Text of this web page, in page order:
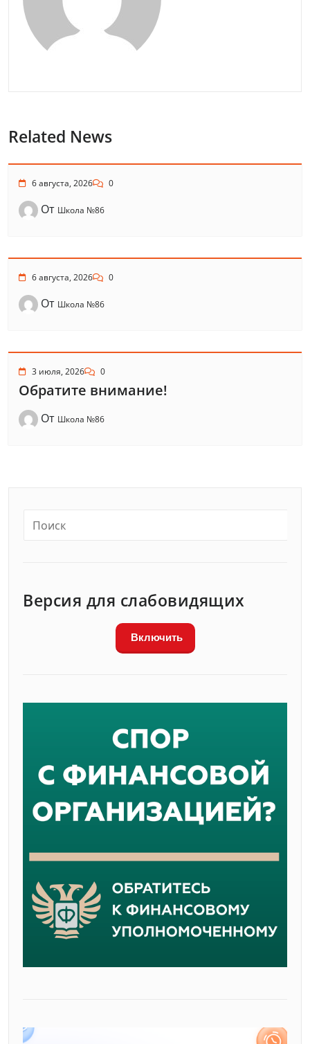
Related News
6 августа, 2026 0
От Школа №86
6 августа, 2026 0
От Школа №86
3 июля, 2026 0
Обратите внимание!
От Школа №86
Версия для слабовидящих
Включить